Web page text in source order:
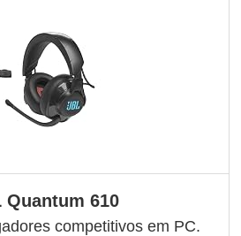
Quantum 610
competitivos em PC.